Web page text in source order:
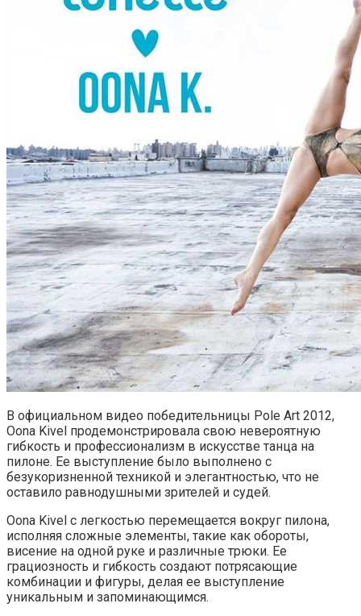
В официальном видео победительницы Pole Art 2012,
Oona Kivel продемонстрировала свою невероятную
гибкость и профессионализм в искусстве танца на
пилоне. Ее выступление было выполнено с
безукоризненной техникой и элегантностью, что не
оставило равнодушными зрителей и судей.
Oona Kivel с легкостью перемещается вокруг пилона,
исполняя сложные элементы, такие как обороты,
висение на одной руке и различные трюки. Ее
грациозность и гибкость создают потрясающие
комбинации и фигуры, делая ее выступление
уникальным и запоминающимся.